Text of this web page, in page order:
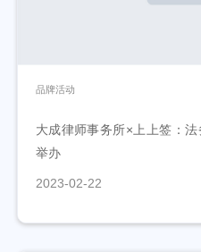
品牌活动
大成律师事务所×上上签：
举办
2023-02-22